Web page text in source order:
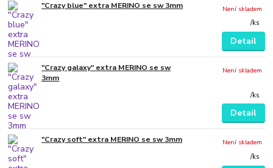
"Crazy blue" extra MERINO se sw 3mm
/ks
Není skladem
Detail
"Crazy galaxy" extra MERINO se sw
3mm
/ks
Není skladem
Detail
"Crazy soft" extra MERINO se sw 3mm
/ks
Není skladem